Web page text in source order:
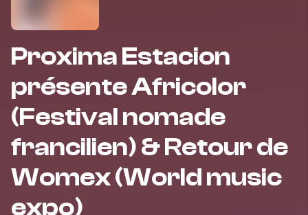
Proxima Estacion
présente Africolor
(Festival nomade
francilien) & Retour de
Womex (World music
expo)